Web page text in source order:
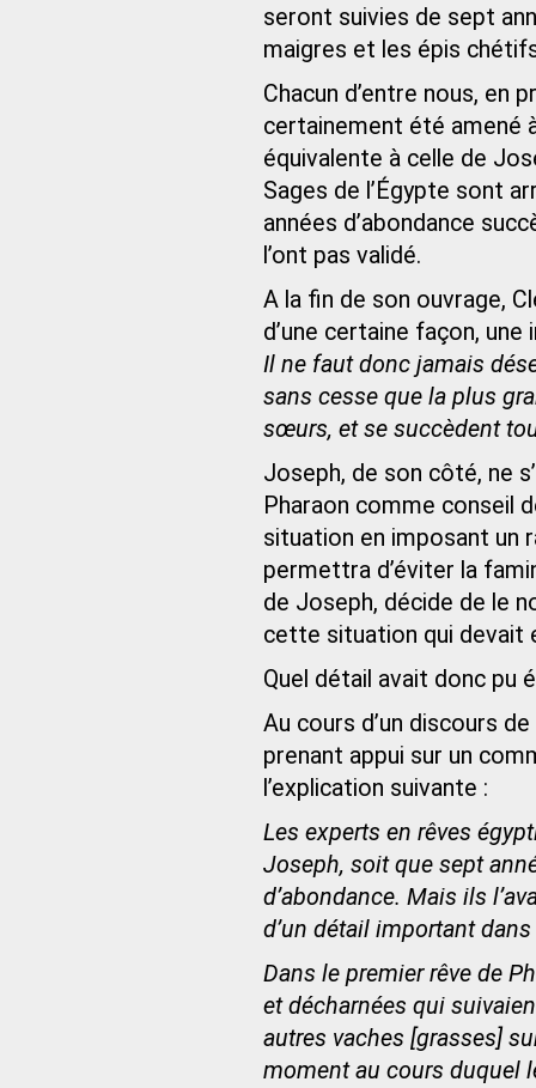
seront suivies de sept
maigres et les épis
Chacun d’entre nous, en
certainement été amené
équivalente à celle de
Sages de l’Égypte sont
années d’abondance
l’ont pas validé.
A la fin de son ouvrage,
d’une certaine façon,
Il ne faut donc jamais
sans cesse que la plus
sœurs, et se succèdent
Joseph, de son côté, ne
Pharaon comme conseil
situation en imposant un
permettra d’éviter la
de Joseph, décide de le
cette situation qui devait
Quel détail avait donc pu
Au cours d’un discours
prenant appui sur un
l’explication suivante :
Les experts en rêves
Joseph, soit que sept
d’abondance. Mais ils
d’un détail important dans
Dans le premier rêve de
et décharnées qui
autres vaches [grasses]
moment au cours duquel